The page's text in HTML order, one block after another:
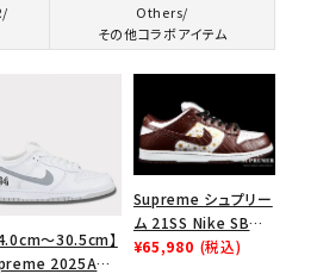
Others/
その他コラボアイテム
～30.5cm】
2025AW
Supreme シュプリー
ム 21SS Nike SB
Dunk Low ナイキSB
¥65,980 (税込)